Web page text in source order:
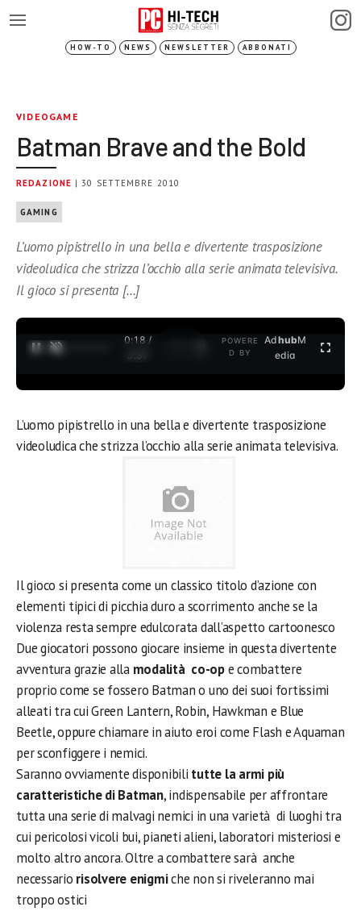
HOW-TO NEWS NEWSLETTER ABBONATI
VIDEOGAME
Batman Brave and the Bold
REDAZIONE | 30 SETTEMBRE 2010
GAMING
L’uomo pipistrello in una bella e divertente trasposizione
videoludica che strizza l’occhio alla serie animata televisiva.
Il gioco si presenta […]
0:18 /
3:37
POWERE
D BY
AdhubM
edia
L’uomo pipistrello in una bella e divertente trasposizione
videoludica che strizza l’occhio alla serie animata televisiva.
Il gioco si presenta come un classico titolo d’azione con
elementi tipici di picchia duro a scorrimento anche se la
violenza resta sempre edulcorata dall’aspetto cartoonesco
Due giocatori possono giocare insieme in questa divertente
avventura grazie alla modalità co-ope combattere
proprio come se fossero Batman o uno dei suoi fortissimi
alleati tra cui Green Lantern, Robin, Hawkman e Blue
Beetle, oppure chiamare in aiuto eroi come Flash e Aquaman
per sconfiggere i nemici.
Saranno ovviamente disponibili tutte la armi più
caratteristiche di Batman, indispensabile per affrontare
tutta una serie di malvagi nemici in una varietà di luoghi tra
cui pericolosi vicoli bui, pianeti alieni, laboratori misteriosi e
molto altro ancora. Oltre a combattere sarà anche
necessario risolvere enigmiche non si riveleranno mai
troppo ostici